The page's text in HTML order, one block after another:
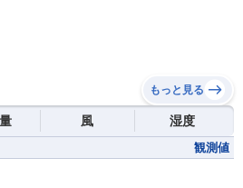
もっと見る
風 湿度
観測値